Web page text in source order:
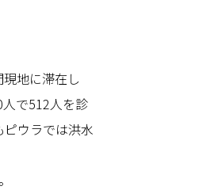
地に滞在し
で512人を診
ウラでは洪水